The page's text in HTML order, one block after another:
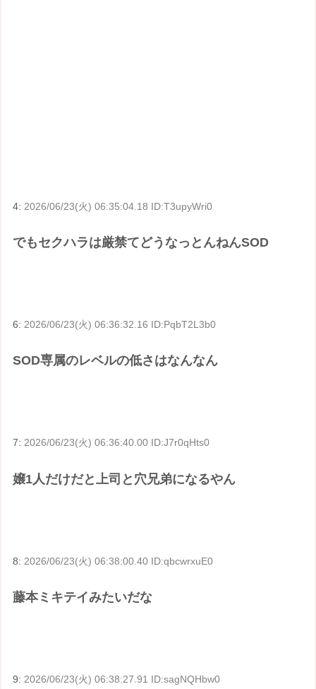
4: 2026/06/23(火) 06:35:04.18 ID:T3upyWri0
でもセクハラは厳禁てどうなっとんねんSOD
6: 2026/06/23(火) 06:36:32.16 ID:PqbT2L3b0
SOD専属のレベルの低さはなんなん
7:2026/06/23(火) 06:36:40.00 ID:J7r0qHts0
嬢1人だけだと上司と穴兄弟になるやん
8: 2026/06/23(火) 06:38:00.40 ID:qbcwrxuE0
藤本ミキテイみたいだな
9: 2026/06/23(火) 06:38:27.91 ID:sagNQHbw0